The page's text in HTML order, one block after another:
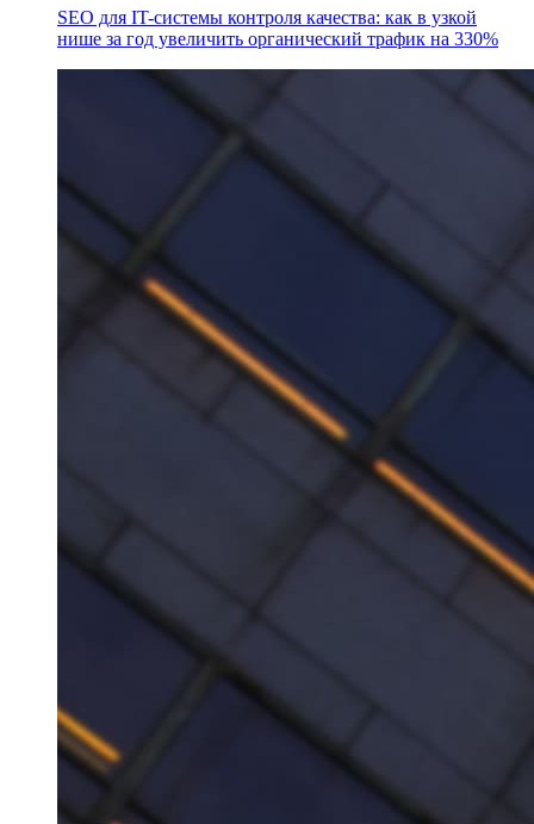
SEO для IT-системы контроля качества: как в узкой
нише за год увеличить органический трафик на 330%